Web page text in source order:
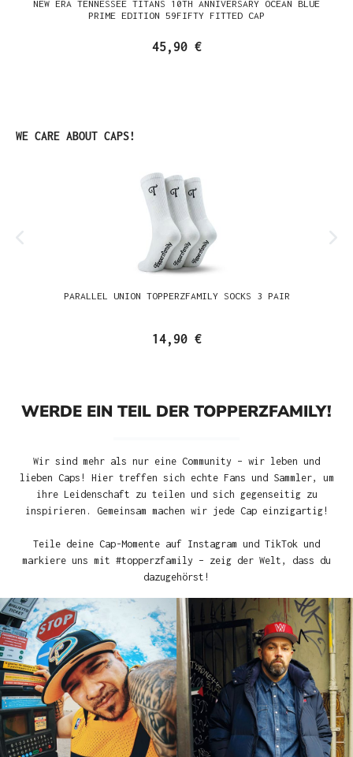
NEW ERA TENNESSEE TITANS 10TH ANNIVERSARY OCEAN BLUE
PRIME EDITION 59FIFTY FITTED CAP
45,90 €
Produktgalerie überspringen
WE CARE ABOUT CAPS!
PARALLEL UNION TOPPERZFAMILY SOCKS 3 PAIR
14,90 €
WERDE EIN TEIL DER TOPPERZFAMILY!
Wir sind mehr als nur eine Community – wir leben und
lieben Caps! Hier treffen sich echte Fans und Sammler, um
ihre Leidenschaft zu teilen und sich gegenseitig zu
inspirieren. Gemeinsam machen wir jede Cap einzigartig!
Teile deine Cap-Momente auf Instagram und TikTok und
markiere uns mit #topperzfamily – zeig der Welt, dass du
dazugehörst!